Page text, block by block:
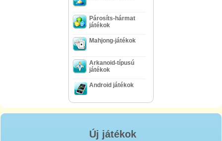
Párosíts-hármat
játékok
Mahjong-játékok
Arkanoid-típusú
játékok
Android játékok
Új játékok